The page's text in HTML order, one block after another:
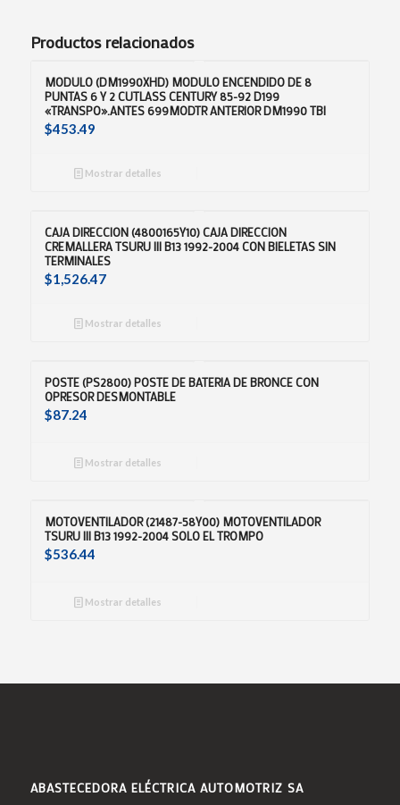
Productos relacionados
MODULO (DM1990XHD) MODULO ENCENDIDO DE 8
PUNTAS 6 Y 2 CUTLASS CENTURY 85-92 D199
«TRANSPO».ANTES 699MODTR ANTERIOR DM1990 TBI
$453.49
Mostrar detalles
CAJA DIRECCION (4800165Y10) CAJA DIRECCION
CREMALLERA TSURU III B13 1992-2004 CON BIELETAS SIN
TERMINALES
$1,526.47
Mostrar detalles
POSTE (PS2800) POSTE DE BATERIA DE BRONCE CON
OPRESOR DESMONTABLE
$87.24
Mostrar detalles
MOTOVENTILADOR (21487-58Y00) MOTOVENTILADOR
TSURU III B13 1992-2004 SOLO EL TROMPO
$536.44
Mostrar detalles
ABASTECEDORA ELÉCTRICA AUTOMOTRIZ SA